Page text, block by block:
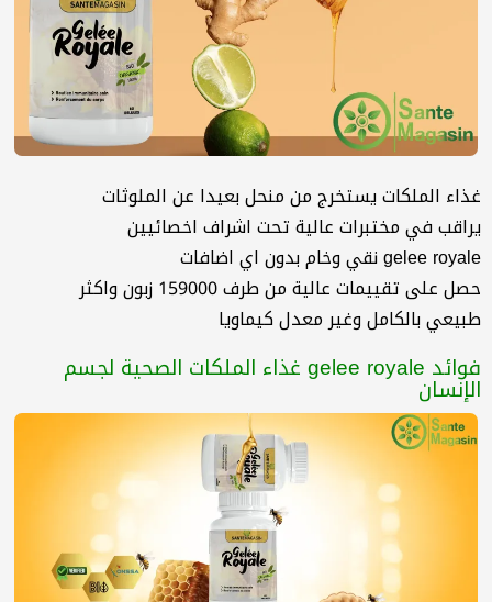
غذاء الملكات يستخرج من منحل بعيدا عن الملوثات
يراقب في مختبرات عالية تحت اشراف اخصائيين
gelee royale نقي وخام بدون اي اضافات
حصل على تقييمات عالية من طرف 159000 زبون واكثر
طبيعي بالكامل وغير معدل كيماويا
فوائد gelee royale غذاء الملكات الصحية لجسم
الإنسان